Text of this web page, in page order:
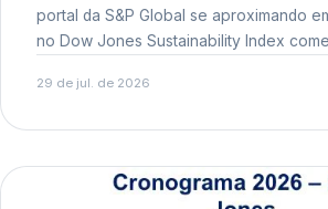
portal da S&P Global se aproximando
no Dow Jones Sustainability Index
29 de jul. de 2026